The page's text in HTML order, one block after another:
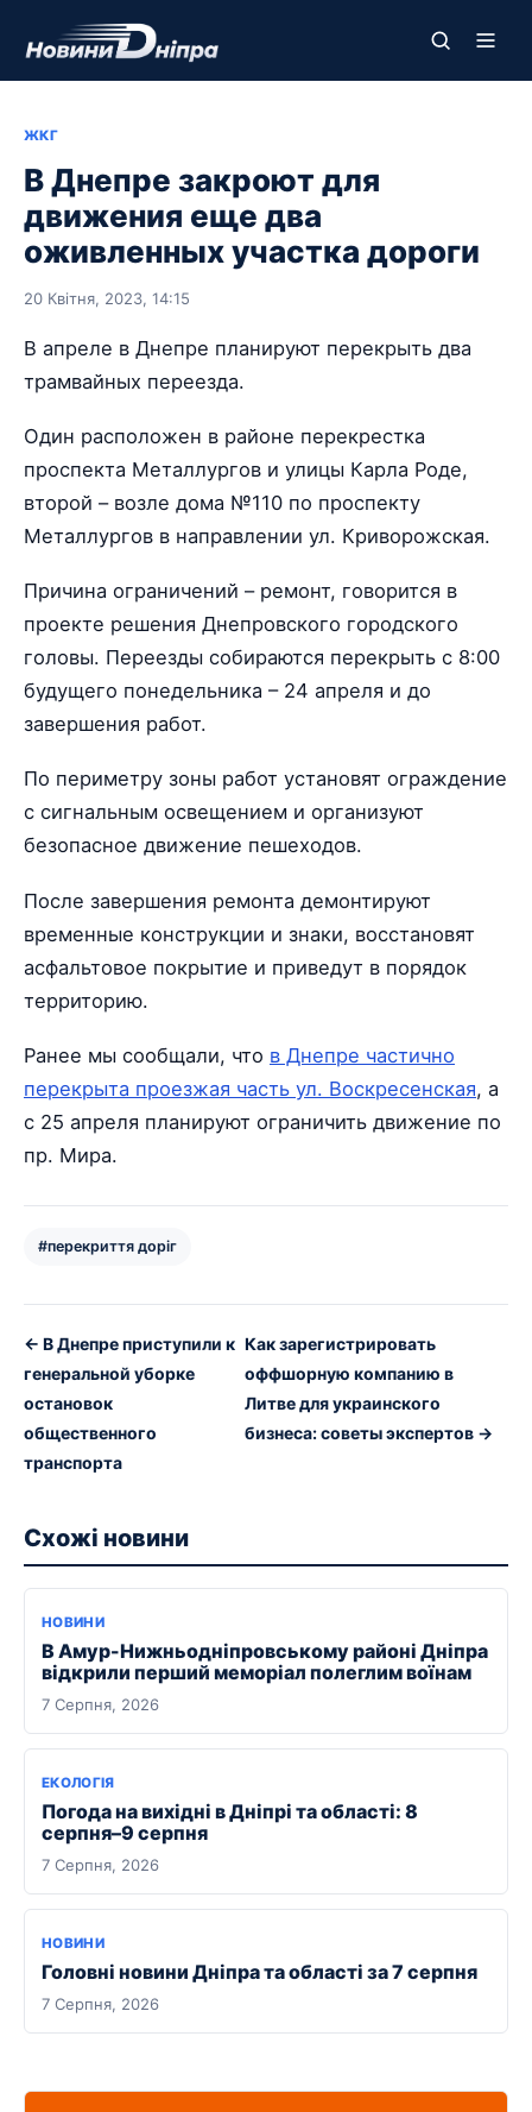
ЖКГ
В Днепре закроют для
движения еще два
оживленных участка дороги
20 Квітня, 2023, 14:15
В апреле в Днепре планируют перекрыть два
трамвайных переезда.
Один расположен в районе перекрестка
проспекта Металлургов и улицы Карла Роде,
второй – возле дома №110 по проспекту
Металлургов в направлении ул. Криворожская.
Причина ограничений – ремонт, говорится в
проекте решения Днепровского городского
головы. Переезды собираются перекрыть с 8:00
будущего понедельника – 24 апреля и до
завершения работ.
По периметру зоны работ установят ограждение
с сигнальным освещением и организуют
безопасное движение пешеходов.
После завершения ремонта демонтируют
временные конструкции и знаки, восстановят
асфальтовое покрытие и приведут в порядок
территорию.
Ранее мы сообщали, что в Днепре частично
перекрыта проезжая часть ул. Воскресенская, а
с 25 апреля планируют ограничить движение по
пр. Мира.
#перекриття доріг
← В Днепре приступили к
генеральной уборке
остановок
общественного
транспорта
Как зарегистрировать
оффшорную компанию в
Литве для украинского
бизнеса: советы экспертов →
Схожі новини
НОВИНИ
В Амур-Нижньодніпровському районі Дніпра
відкрили перший меморіал полеглим воїнам
7 Серпня, 2026
ЕКОЛОГІЯ
Погода на вихідні в Дніпрі та області: 8
серпня–9 серпня
7 Серпня, 2026
НОВИНИ
Головні новини Дніпра та області за 7 серпня
7 Серпня, 2026